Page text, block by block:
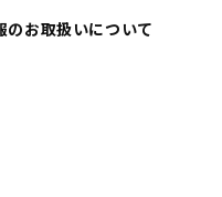
のお取扱いについて